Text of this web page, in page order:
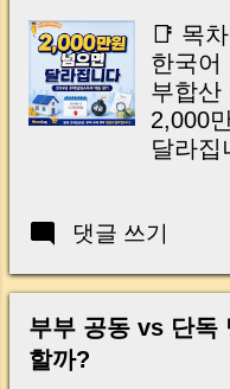
야 합
세법
팔 계
할 핵
을 사
you
뀌는
지금
하는
특히
보대출
자 지
가 논
이 착
나온
계기관
📑 목
한국어
부합산
2,000
달라집
지 한
Am I
The
댓글 쓰기
부부 공동 vs 단독
할까?